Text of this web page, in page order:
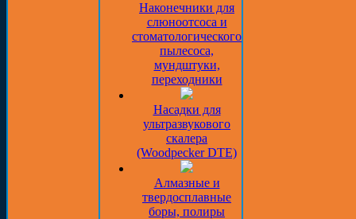
Наконечники для
слюноотсоса и
стоматологического
пылесоса,
мундштуки,
переходники
Насадки для
ультразвукового
скалера
(Woodpecker DTE)
Алмазные и
твердосплавные
боры, полиры